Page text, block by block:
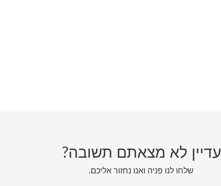
עדיין לא מצאתם תשובה?
שלחו לנו פניה ואנו נחזור אליכם.